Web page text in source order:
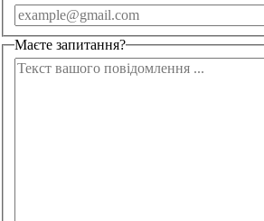
Маєте запитання?